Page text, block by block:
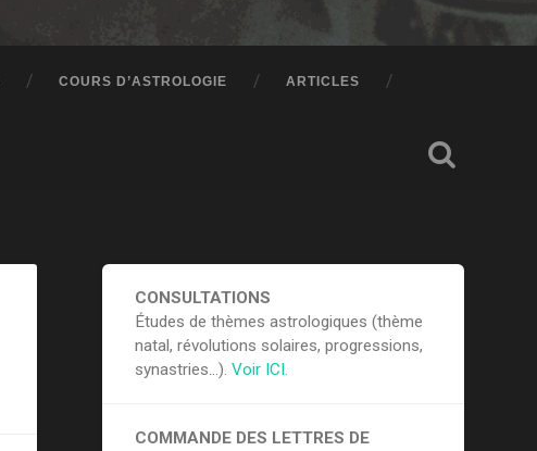
COURS D’ASTROLOGIE ARTICLES
CONSULTATIONS
Études de thèmes astrologiques (thème
natal, révolutions solaires, progressions,
synastries...).Voir ICI.
COMMANDE DES LETTRES DE